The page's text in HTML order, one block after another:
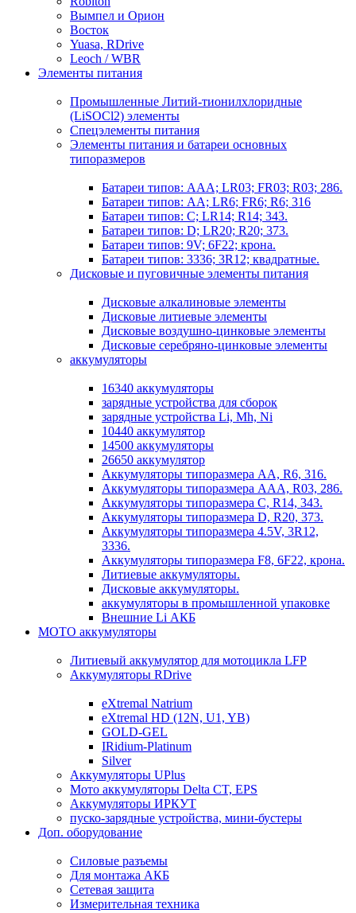
Вымпел и Орион
Восток
Yuasa, RDrive
Leoch / WBR
Элементы питания
Промышленные Литий-тионилхлоридные
(LiSOCl2) элементы
Спецэлементы питания
Элементы питания и батареи основных
типоразмеров
Батареи типов: AAA; LR03; FR03; R03; 286.
Батареи типов: AA; LR6; FR6; R6; 316
Батареи типов: C; LR14; R14; 343.
Батареи типов: D; LR20; R20; 373.
Батареи типов: 9V; 6F22; крона.
Батареи типов: 3336; 3R12; квадратные.
Дисковые и пуговичные элементы питания
Дисковые алкалиновые элементы
Дисковые литиевые элементы
Дисковые воздушно-цинковые элементы
Дисковые серебряно-цинковые элементы
аккумуляторы
16340 аккумуляторы
зарядные устройства для сборок
зарядные устройства Li, Mh, Ni
10440 аккумулятор
14500 аккумуляторы
26650 аккумулятор
Аккумуляторы типоразмера АА, R6, 316.
Аккумуляторы типоразмера ААА, R03, 286.
Аккумуляторы типоразмера С, R14, 343.
Аккумуляторы типоразмера D, R20, 373.
Аккумуляторы типоразмера 4.5V, 3R12,
3336.
Аккумуляторы типоразмера F8, 6F22, крона.
Литиевые аккумуляторы.
Дисковые аккумуляторы.
аккумуляторы в промышленной упаковке
Внешние Li АКБ
МОТО аккумуляторы
Литиевый аккумулятор для мотоцикла LFP
Аккумуляторы RDrive
eXtremal Natrium
eXtremal HD (12N, U1, YB)
GOLD-GEL
IRidium-Platinum
Silver
Аккумуляторы UPlus
Мото аккумуляторы Delta CT, EPS
Аккумуляторы ИРКУТ
пуско-зарядные устройства, мини-бустеры
Доп. оборудование
Силовые разъемы
Для монтажа АКБ
Сетевая защита
Измерительная техника